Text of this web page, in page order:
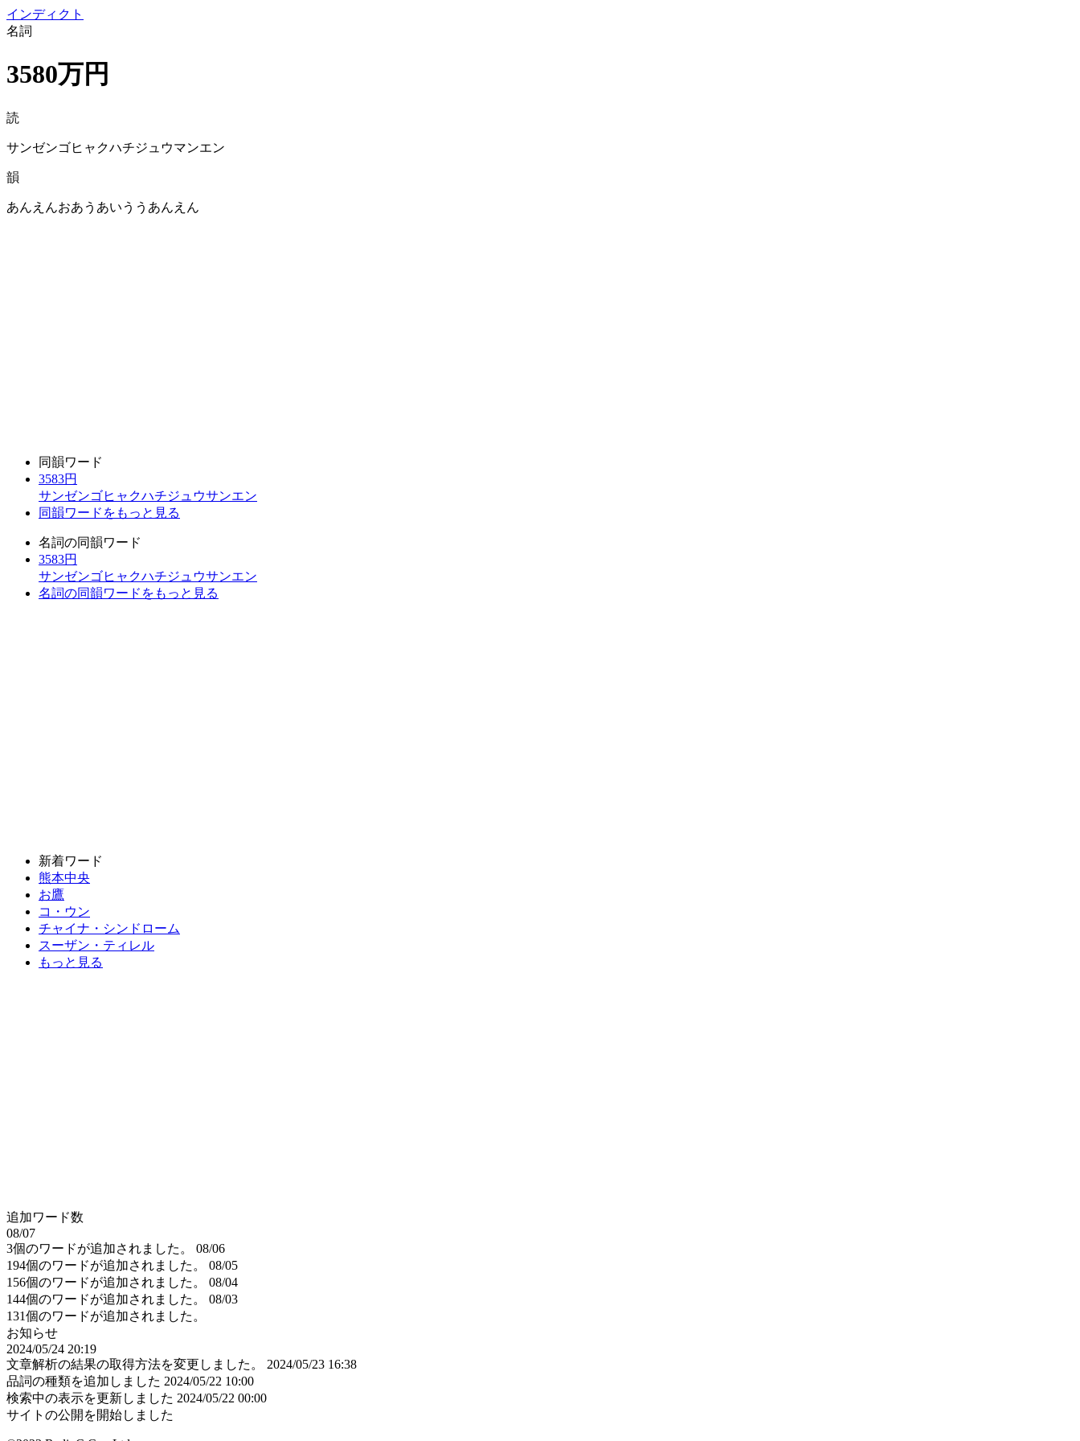
インディクト
名詞
3580万円
読
サンゼンゴヒャクハチジュウマンエン
韻
あんえんおあうあいううあんえん
同韻ワード
3583円
サンゼンゴヒャクハチジュウサンエン
同韻ワードをもっと見る
名詞の同韻ワード
3583円
サンゼンゴヒャクハチジュウサンエン
名詞の同韻ワードをもっと見る
新着ワード
熊本中央
お鷹
コ・ウン
チャイナ・シンドローム
スーザン・ティレル
もっと見る
追加ワード数
08/07
3個のワードが追加されました。
08/06
194個のワードが追加されました。
08/05
156個のワードが追加されました。
08/04
144個のワードが追加されました。
08/03
131個のワードが追加されました。
お知らせ
2024/05/24 20:19
文章解析の結果の取得方法を変更しました。
2024/05/23 16:38
品詞の種類を追加しました 2024/05/22 10:00
検索中の表示を更新しました 2024/05/22 00:00
サイトの公開を開始しました